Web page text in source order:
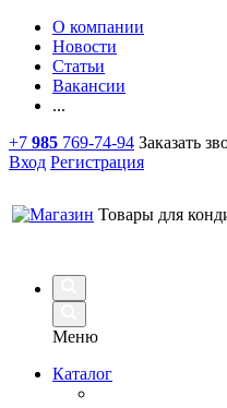
О компании
Новости
Статьи
Вакансии
...
+7 985 769-74-94 Заказать
Вход Регистрация
Товары для
Меню
Каталог